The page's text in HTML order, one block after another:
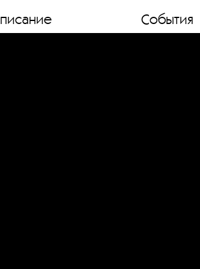
События